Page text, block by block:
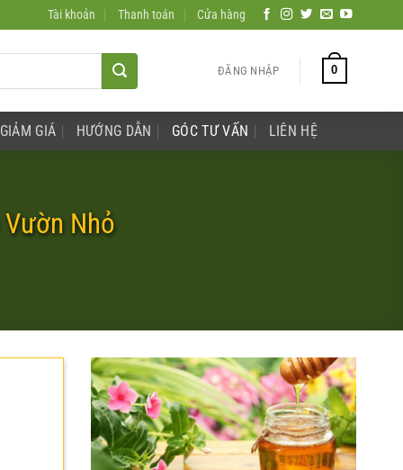
Tài khoản Thanh toán Cửa hàng
ĐĂNG NHẬP 0
GIẢM GIÁ HƯỚNG DẪN GÓC TƯ VẤN LIÊN HỆ
Nhỏ